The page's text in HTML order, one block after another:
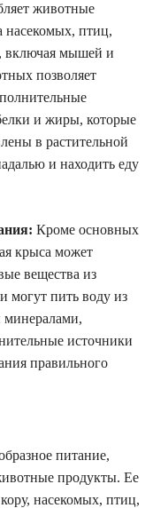
животные
насекомых, птиц,
включая мышей и
позволяет
и жиры, которые
в растительной
и находить еду
Кроме основных
крыса может
вещества из
пить воду из
минералами,
источники
правильного
питание,
продукты. Ее
насекомых, птиц,